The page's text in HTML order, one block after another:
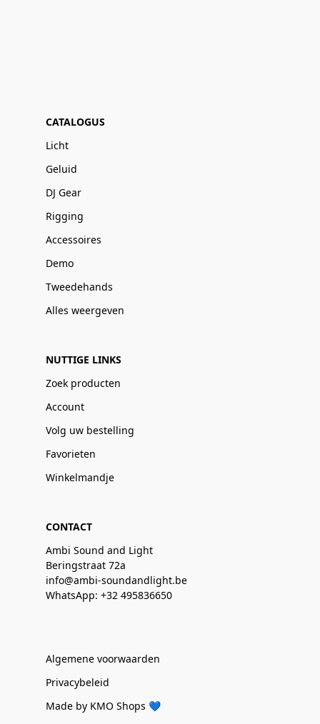
CATALOGUS
Licht
Geluid
DJ Gear
Rigging
Accessoires
Demo
Tweedehands
Alles weergeven
NUTTIGE LINKS
Zoek producten
Account
Volg uw bestelling
Favorieten
Winkelmandje
CONTACT
Ambi Sound and Light
Beringstraat 72a
info@ambi-soundandlight.be
WhatsApp: +32 495836650
Algemene voorwaarden
Privacybeleid
Made by KMO Shops 💙